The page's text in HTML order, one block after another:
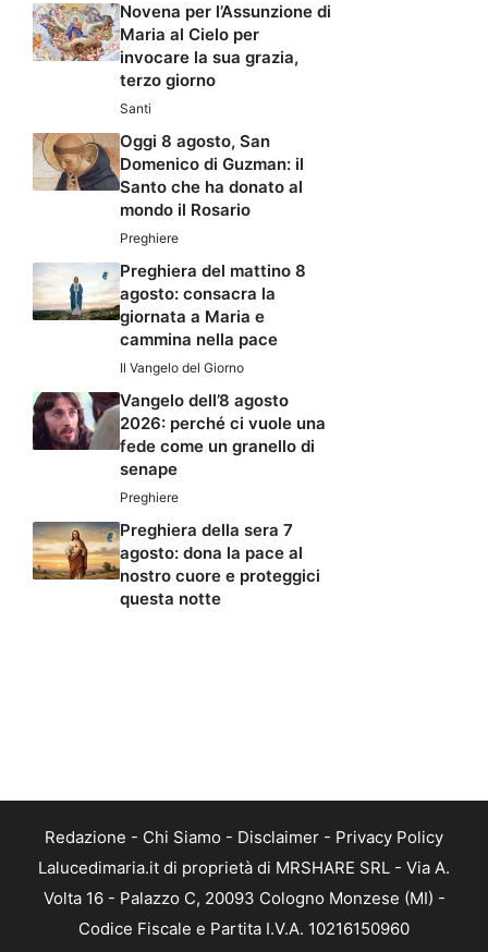
Novena per l’Assunzione di
Maria al Cielo per
invocare la sua grazia,
terzo giorno
Santi
Oggi 8 agosto, San
Domenico di Guzman: il
Santo che ha donato al
mondo il Rosario
Preghiere
Preghiera del mattino 8
agosto: consacra la
giornata a Maria e
cammina nella pace
Il Vangelo del Giorno
Vangelo dell’8 agosto
2026: perché ci vuole una
fede come un granello di
senape
Preghiere
Preghiera della sera 7
agosto: dona la pace al
nostro cuore e proteggici
questa notte
Redazione - Chi Siamo - Disclaimer - Privacy Policy
Lalucedimaria.it di proprietà di MRSHARE SRL - Via A.
Volta 16 - Palazzo C, 20093 Cologno Monzese (MI) -
Codice Fiscale e Partita I.V.A. 10216150960